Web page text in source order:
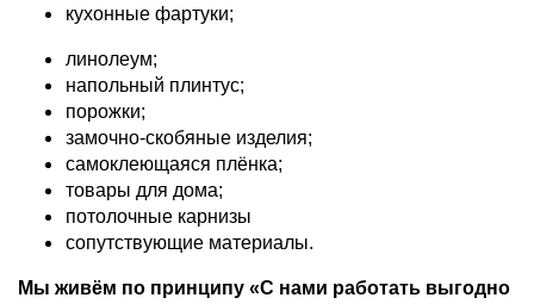
кухонные фартуки;
линолеум;
напольный плинтус;
порожки;
замочно-скобяные изделия;
самоклеющаяся плёнка;
товары для дома;
потолочные карнизы
сопутствующие материалы.
Мы живём по принципу «С нами работать выгодно